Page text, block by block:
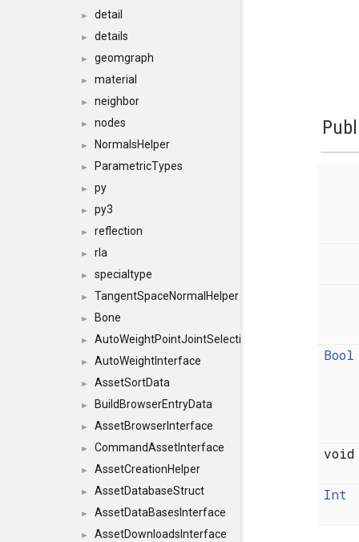
► detail
► details
► geomgraph
► material
► neighbor
► nodes
► NormalsHelper
► ParametricTypes
► py
► py3
► reflection
► rla
► specialtype
► TangentSpaceNormalHelper
► Bone
► AutoWeightPointJointSelections
► AutoWeightInterface
► AssetSortData
► BuildBrowserEntryData
► AssetBrowserInterface
► CommandAssetInterface
► AssetCreationHelper
► AssetDatabaseStruct
► AssetDataBasesInterface
► AssetDownloadsInterface
Bool
Int